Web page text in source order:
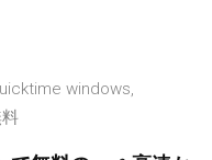
windows,